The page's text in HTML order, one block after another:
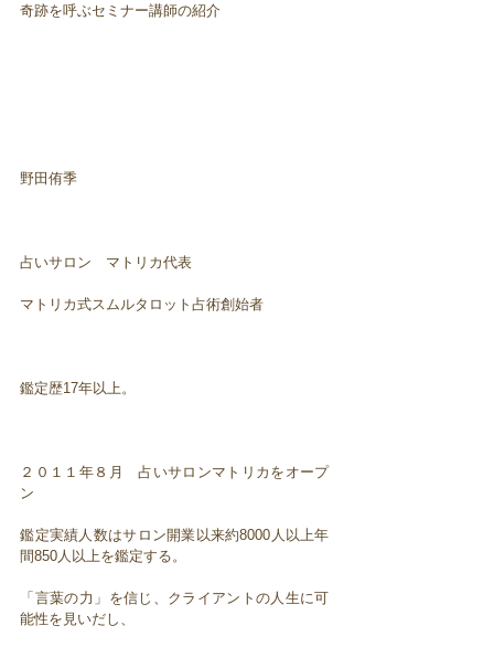
奇跡を呼ぶセミナー講師の紹介
野田侑季
占いサロン マトリカ代表
マトリカ式スムルタロット占術創始者
鑑定歴17年以上。
２０１１年８月 占いサロンマトリカをオープ
ン
鑑定実績人数はサロン開業以来約8000人以上年
間850人以上を鑑定する。
「言葉の力」を信じ、クライアントの人生に可
能性を見いだし、